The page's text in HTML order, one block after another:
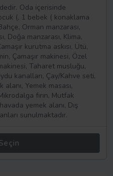
Oda içerisinde
(, 1 bebek ( konaklama
Orman manzarası,
Doğa manzarası, Klima,
kurutma askısı, Ütü,
Çamaşır makinesi, Özel
Taharet musluğu,
kanalları, Çay/Kahve seti,
alanı, Yemek masası,
fırın, Mutfak
yemek alanı, Dış
sunulmaktadır.